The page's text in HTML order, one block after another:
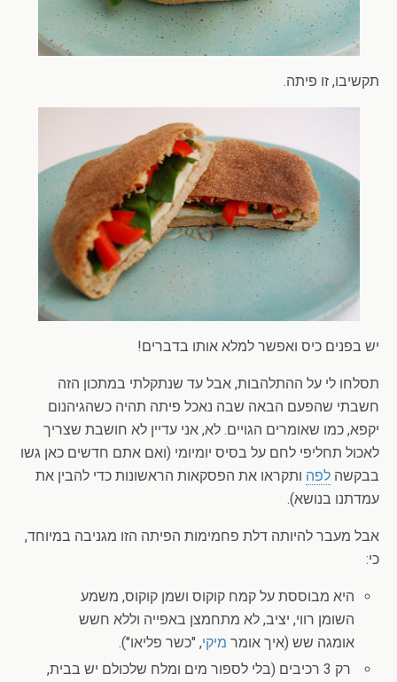
תקשיבו, זו פיתה.
יש בפנים כיס ואפשר למלא אותו בדברים!
תסלחו לי על ההתלהבות, אבל עד שנתקלתי במתכון הזה
חשבתי שהפעם הבאה שבה נאכל פיתה תהיה כשהגיהנום
יקפא, כמו שאומרים הגויים. לא, אני עדיין לא חושבת שצריך
לאכול תחליפי לחם על בסיס יומיומי (ואם אתם חדשים כאן גשו
בבקשה לפה ותקראו את הפסקאות הראשונות כדי להבין את
עמדתנו בנושא).
אבל מעבר להיותה דלת פחמימות הפיתה הזו מגניבה במיוחד,
כי:
היא מבוססת על קמח קוקוס ושמן קוקוס, משמע
השומן רווי, יציב, לא מתחמצן באפייה וללא חשש
אומגה שש (איך אומר מיקי, "כשר פליאו").
רק 3 רכיבים (בלי לספור מים ומלח שלכולם יש בבית,